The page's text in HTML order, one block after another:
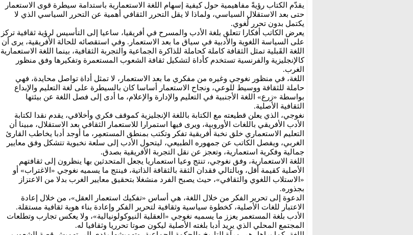
يقدّم الكتاب رؤيةً مفاهيمية حول كيفية إسهام اللغة الاستعمارية باستدامة سيطرة قوى الاستعمار
حتى بعد الاستقلال السياسي، ولماذا لا يقل التحرر الثقافي أهمية عن التحرر السياسي الذي لا
يكتمل بدون تحرر لُغوي.
يعرض الكاتب أفكارا تتعلق بلغة الأدب والمسرح في أفريقيا، ساعيا إلى التأسيس لرؤية ثقافية تركز
على السياسة اللغوية والأدبية في سياق ما بعد الاستعمار. وفي استقصائه للحالة الأفريقية، يرى أن
اللغة القَبلية تمثل الثقافة كاملة كحاملة للذاكرة الجماعية والتجربة الثقافية، بينما اللغة الاستعمارية
كالإنجليزية والفرنسية تستخدم كأداة لتشكيل ثقافة الشعوب المستعمرة وتفكيرها وفق منظور
الغرب.
اللغة، في منظور نغوجي وغيره من مفكري ما بعد الاستعمار، لا تمثل أداة تواصل محايدة، فهي
حاملة للثقافة ووسيط للوعي، ونجاح الاستعمار أساسا كان بالسيطرة على لغة التعليم والإبداع
بواسطة «زرع» اللغة الأجنبية في التعليم والإدارة والإعلام، ما أدى إلى فصل اللغة عن بيئتها
الثقافية الأصلية.
نغوجي، الذي يعلن قطيعته مع الكتابة باللغة الإنجليزية كموقف فكري وأخلاقي، يقدم نقدا لكتابة
الأدب الأفريقي باللغات الأوروبية، ويرى فيها استمرارا للاستعمار الثقافي بعد الاستقلال، مبينا أن
التعليم الاستعماري خلق نخبة أفريقية تفكر وتكتب بمنطق المستعمِر، ما أوجد أدبا يخاطب القارئ
الغربي، ويفصل الكاتب عن جمهوره الطبيعي، ليتحول الأدب إلى سلعة نخبوية تتشكل وفق معايير
جمالية وفكرية استعمارية، وتعجز عن نقل التجربة الأفريقية بصدق.
اللغة الاستعمارية، وفق نغوجي، تنتج وعيا استعماريا يجعل المتحدثين بها ينظرون إلى ثقافتهم
الأصلية كقيمة أقل، وبالتالي فقدان الثقة بالثقافة الذاتية، فينتج ما يسميه نغوجي «الاغتراب» أو
«الاستلاب اللغوي والثقافي»، حيث يصبح الفرد منشغلا بتحقيق معايير الغرب بدلا من الاعتزاز
بجذوره.
الدعوة إلى تحرير الفكر من خلال اللغة، هي أساس «تفكيك استعمار العقل»، من خلال إعادة
الاعتبار للغات الأصلية، كخطوة سياسية وثقافية لتحرير الفكر وإعادة بناء هوية ثقافية مستقلة.
الأدب بلغة المستعمر يعزز ما يسميه نغوجي «العقلية النيوكولونيالية»، ولا يعكس تجارب وتطلعات
المجتمع المحلي الذي يريد أدبا بلغته الأصلية ليكون صوتا تحرريا وثقافيا له.